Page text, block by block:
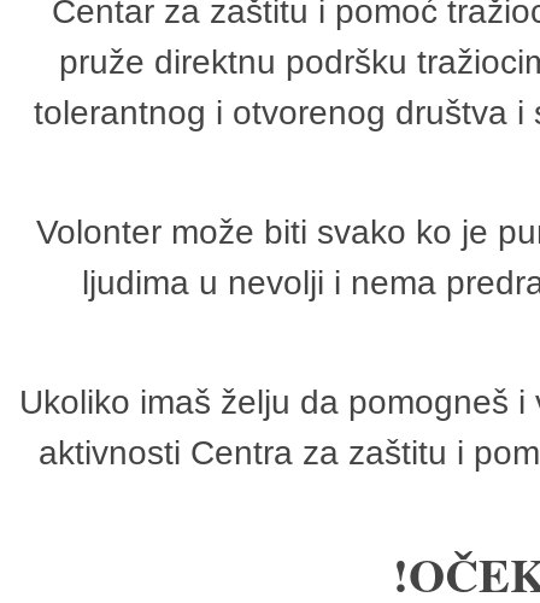
Centar za zaštitu i pomoć
pruže direktnu podršku
tolerantnog i otvorenog društva
Volonter može biti svako ko je
ljudima u nevolji i nema
Ukoliko imaš želju da pomogneš
aktivnosti Centra za zaštitu i